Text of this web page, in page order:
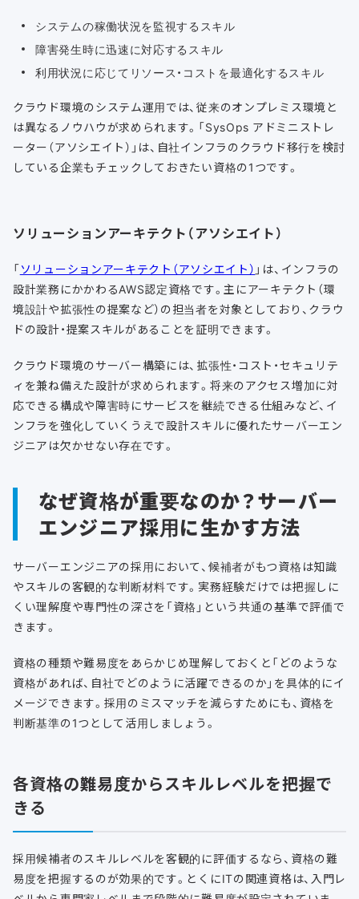
システムの稼働状況を監視するスキル
障害発生時に迅速に対応するスキル
利用状況に応じてリソース・コストを最適化するスキル
クラウド環境のシステム運用では、従来のオンプレミス環境と
は異なるノウハウが求められます。「SysOps アドミニストレ
ーター（アソシエイト）」は、自社インフラのクラウド移行を検討
している企業もチェックしておきたい資格の1つです。
ソリューションアーキテクト（アソシエイト）
「ソリューションアーキテクト（アソシエイト） 」は、インフラの
設計業務にかかわるAWS認定資格です。主にアーキテクト（環
境設計や拡張性の提案など）の担当者を対象としており、クラウ
ドの設計・提案スキルがあることを証明できます。
クラウド環境のサーバー構築には、拡張性・コスト・セキュリテ
ィを兼ね備えた設計が求められます。将来のアクセス増加に対
応できる構成や障害時にサービスを継続できる仕組みなど、イ
ンフラを強化していくうえで設計スキルに優れたサーバーエン
ジニアは欠かせない存在です。
なぜ資格が重要なのか？サーバー
エンジニア採用に生かす方法
サーバーエンジニアの採用において、候補者がもつ資格は知識
やスキルの客観的な判断材料です。実務経験だけでは把握しに
くい理解度や専門性の深さを「資格」という共通の基準で評価で
きます。
資格の種類や難易度をあらかじめ理解しておくと「どのような
資格があれば、自社でどのように活躍できるのか」を具体的にイ
メージできます。採用のミスマッチを減らすためにも、資格を
判断基準の1つとして活用しましょう。
各資格の難易度からスキルレベルを把握で
きる
採用候補者のスキルレベルを客観的に評価するなら、資格の難
易度を把握するのが効果的です。とくにITの関連資格は、入門レ